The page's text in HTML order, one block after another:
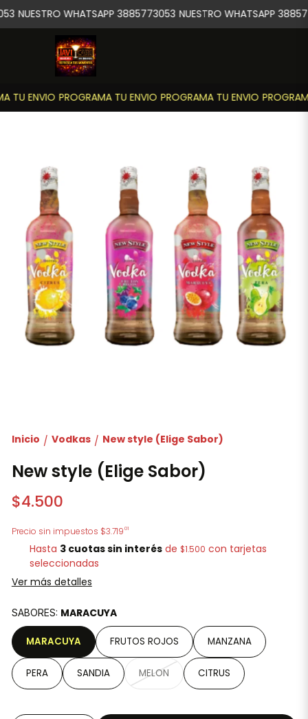
TU ENVIO PROGRAMA TU ENVIO PROGRAMA TU ENVIO
NUESTRO WHATSAPP 3885773053 NUESTRO WHATSAPP
Inicio / Vodkas / New style (Elige Sabor)
New style (Elige Sabor)
$4.500
Precio sin impuestos $3.71901
Hasta 3 cuotas sin interésde $1.500 con tarjetas
seleccionadas
Ver más detalles
SABORES: MARACUYA
MARACUYA FRUTOS ROJOS MANZANA
PERA SANDIA MELON CITRUS